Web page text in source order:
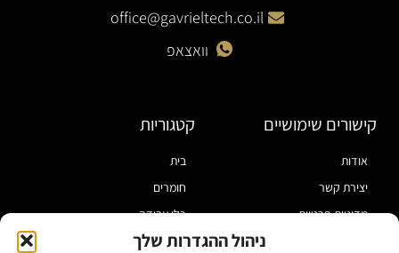
ניהול ההגדרות שלך
office@gavrieltech.co.il
וואצאפ
קישורים שימושיים
אודות
יצירת קשר
מדיניות פרטיות
קטגוריות
בית
חומרים
כלי עבודה
מוצרי הלחמה